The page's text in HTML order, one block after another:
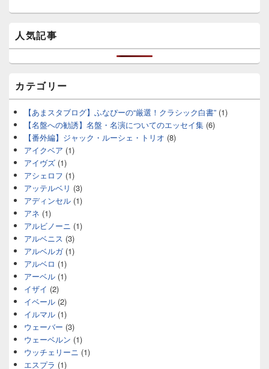
人気記事
カテゴリー
【あまスタブログ】ふなぴーの“厳選！クラシック白書” (1)
【名盤への勧誘】名盤・名演についてのエッセイ集 (6)
【番外編】ジャック・ルーシェ・トリオ (8)
アイクベア (1)
アイヴズ (1)
アシェロフ (1)
アッテルベリ (3)
アディンセル (1)
アネ (1)
アルビノーニ (1)
アルベニス (3)
アルベルガ(1)
アルベロ (1)
アーベル (1)
イザイ (2)
イベール (2)
イルマル (1)
ウェーバー (3)
ウェーベルン (1)
ウッチェリーニ (1)
エスプラ (1)